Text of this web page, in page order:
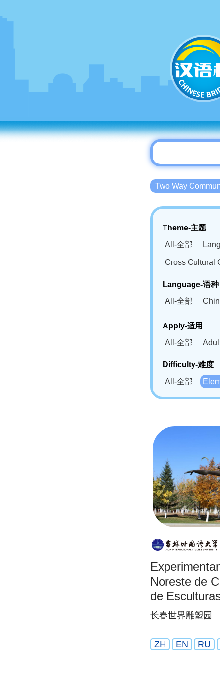
Two Way
Theme-主题
All-全部
Cross Cultural
Language-语种
All-全部
Bahasa
Swahili(SW)-
Apply-适用
All-全部
Difficulty-难度
All-全部
Noreste de
de
长春世界雕塑园
ZH EN RU